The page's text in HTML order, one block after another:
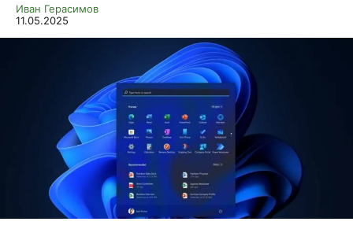
Иван Герасимов
11.05.2025